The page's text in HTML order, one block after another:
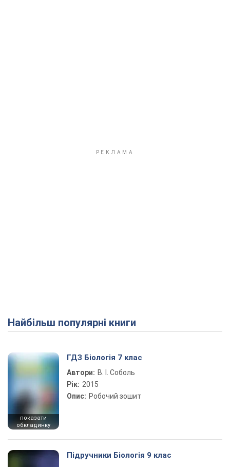
Найбільш популярні книги
показати
обкладинку
ГДЗ Біологія 7 клас
Автори: В. І. Соболь
Рік: 2015
Опис: Робочий зошит
Підручники Біологія 9 клас